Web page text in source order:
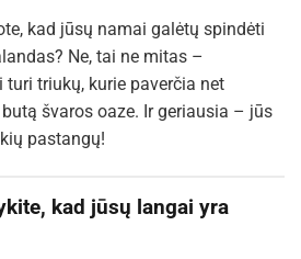
kad jūsų namai galėtų spindėti
Ne, tai ne mitas –
triukų, kurie paverčia net
švaros oaze. Ir geriausia – jūs
pastangų!
kad jūsų langai yra